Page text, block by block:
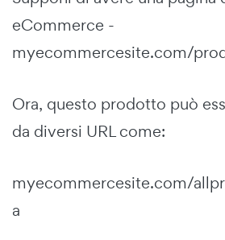
eCommerce -
myecommercesite.com/
Ora, questo prodotto può
da diversi URL come:
myecommercesite.com/
a